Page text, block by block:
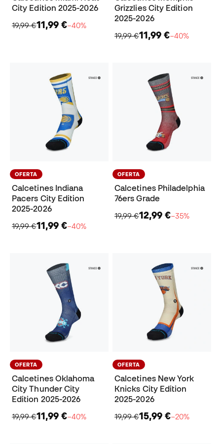
City Edition 2025-2026
19,99 €11,99 €−40%
Grizzlies City Edition
2025-2026
19,99 €11,99 €−40%
OFERTA
Calcetines Indiana
Pacers City Edition
2025-2026
19,99 €11,99 €−40%
OFERTA
Calcetines Philadelphia
76ers Grade
19,99 €12,99 €−35%
OFERTA
Calcetines Oklahoma
City Thunder City
Edition 2025-2026
19,99 €11,99 €−40%
OFERTA
Calcetines New York
Knicks City Edition
2025-2026
19,99 €15,99 €−20%